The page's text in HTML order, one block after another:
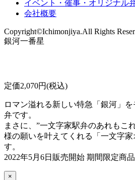
イベント・催事・オリジナル
会社概要
Copyright©Ichimonjiya.All Rights
銀河一番星
定価2,070円(税込)
ロマン溢れる新しい特急「銀河」
弁です。
まさに、”一文字家駅弁のあれもこ
様の願いを叶えてくれる「一文字
す。
2022年5月6日販売開始 期間限定商品
×